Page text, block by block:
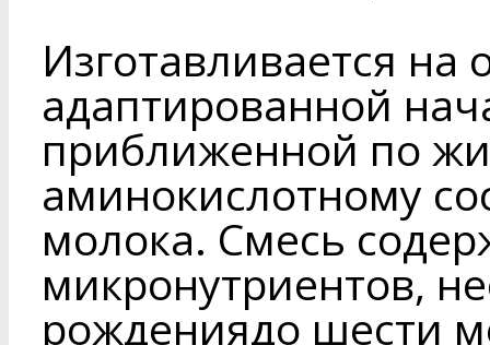
Изготавливается на
адаптированной
приближенной по
аминокислотному
молока. Смесь
микронутриентов,
рождениядо шести